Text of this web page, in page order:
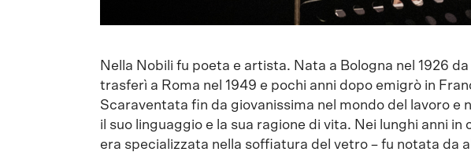
Nella Nobili fu poeta e artista. Nata a Bologna nel 1926
trasferì a Roma nel 1949 e pochi anni dopo emigrò in
Scaraventata fin da giovanissima nel mondo del lavoro e
il suo linguaggio e la sua ragione di vita. Nei lunghi anni
era specializzata nella soffiatura del vetro – fu notata da